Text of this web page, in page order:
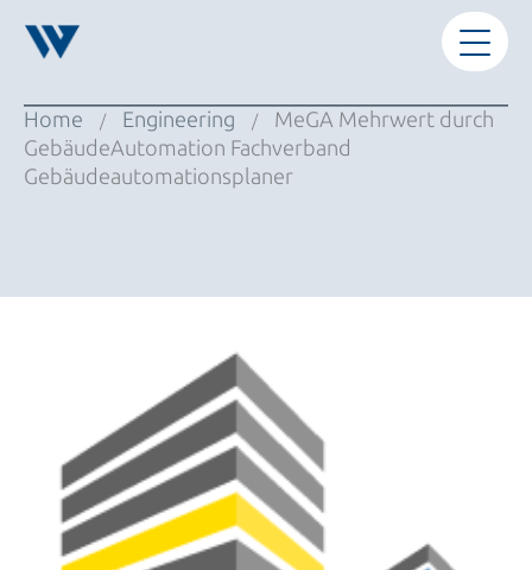
Inhalt
springen
Home / Engineering /
MeGA Mehrwert durch
GebäudeAutomation Fachverband
Gebäudeautomationsplaner